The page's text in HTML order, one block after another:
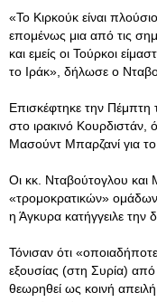
«Το Κιρκούκ είναι
επομένως μια από τις
και εμείς οι Τούρκοι
το Ιράκ», δήλωσε ο
Επισκέφτηκε την Πέμπτη
στο ιρακινό
Μασούντ Μπαρζανί για
Οι κκ. Νταβούτογλου
«τρομοκρατικών»
η Άγκυρα κατήγγειλε την
Τόνισαν ότι
εξουσίας (στη Συρία)
θεωρηθεί ως κοινή